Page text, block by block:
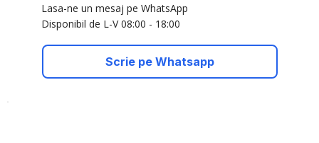
Lasa-ne un mesaj pe WhatsApp
Disponibil de L-V 08:00 - 18:00
Scrie pe Whatsapp